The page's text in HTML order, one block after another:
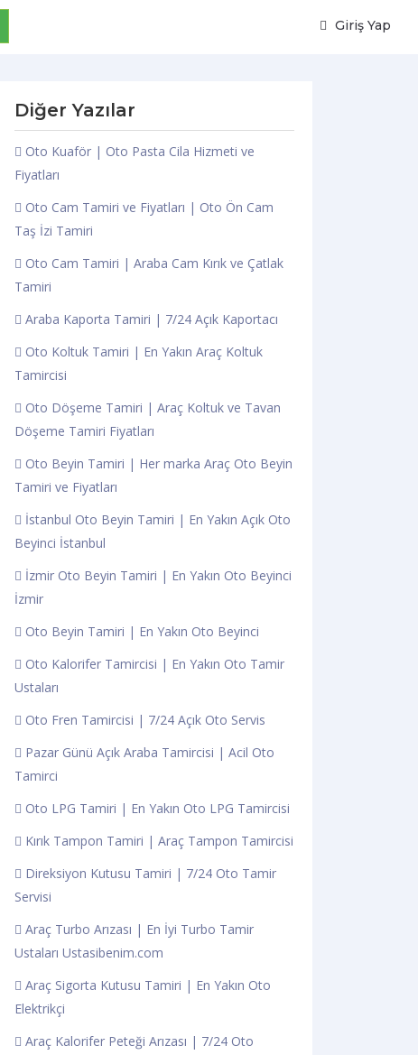
Giriş Yap
Diğer Yazılar
Oto Kuaför | Oto Pasta Cila Hizmeti ve
Fiyatları
Oto Cam Tamiri ve Fiyatları | Oto Ön Cam
Taş İzi Tamiri
Oto Cam Tamiri | Araba Cam Kırık ve Çatlak
Tamiri
Araba Kaporta Tamiri | 7/24 Açık Kaportacı
Oto Koltuk Tamiri | En Yakın Araç Koltuk
Tamircisi
Oto Döşeme Tamiri | Araç Koltuk ve Tavan
Döşeme Tamiri Fiyatları
Oto Beyin Tamiri | Her marka Araç Oto Beyin
Tamiri ve Fiyatları
İstanbul Oto Beyin Tamiri | En Yakın Açık Oto
Beyinci İstanbul
İzmir Oto Beyin Tamiri | En Yakın Oto Beyinci
İzmir
Oto Beyin Tamiri | En Yakın Oto Beyinci
Oto Kalorifer Tamircisi | En Yakın Oto Tamir
Ustaları
Oto Fren Tamircisi | 7/24 Açık Oto Servis
Pazar Günü Açık Araba Tamircisi | Acil Oto
Tamirci
Oto LPG Tamiri | En Yakın Oto LPG Tamircisi
Kırık Tampon Tamiri | Araç Tampon Tamircisi
Direksiyon Kutusu Tamiri | 7/24 Oto Tamir
Servisi
Araç Turbo Arızası | En İyi Turbo Tamir
Ustaları Ustasibenim.com
Araç Sigorta Kutusu Tamiri | En Yakın Oto
Elektrikçi
Araç Kalorifer Peteği Arızası | 7/24 Oto